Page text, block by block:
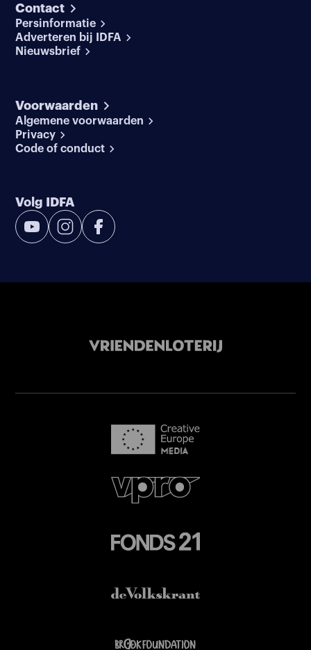
Contact
Persinformatie
Adverteren bij IDFA
Nieuwsbrief
Voorwaarden
Algemene voorwaarden
Privacy
Code of conduct
Volg IDFA